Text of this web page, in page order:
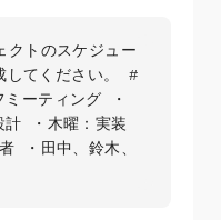
クトのスケジュー
してください。 #
ーティング ・
計 ・木曜：実装
・田中、鈴木、